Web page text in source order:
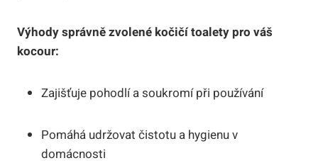
Výhody správně zvolené kočičí toalety pro váš
kocour:
Zajišťuje pohodlí a soukromí při používání
Pomáhá udržovat čistotu a hygienu v
domácnosti